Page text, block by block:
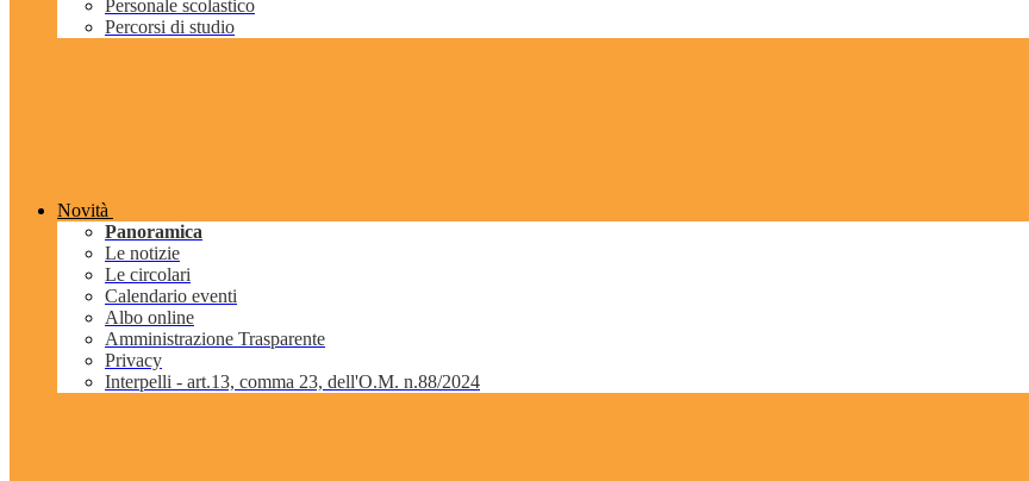
Personale scolastico
Percorsi di studio
Novità
Panoramica
Le notizie
Le circolari
Calendario eventi
Albo online
Amministrazione Trasparente
Privacy
Interpelli - art.13, comma 23, dell'O.M. n.88/2024